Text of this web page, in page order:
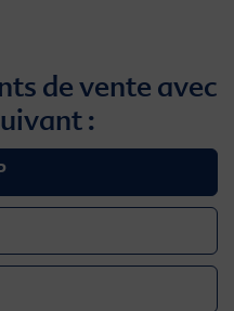
de vente avec
: